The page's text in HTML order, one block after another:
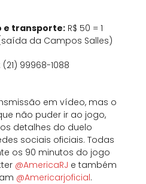
e transporte:R$ 50 = 1
da Campos Salles)
99968-1088
em vídeo, mas o
não puder ir ao jogo,
detalhes do duelo
sociais oficiais. Todas
os 90 minutos do jogo
@AmericaRJ e também
@Americarjoficial.